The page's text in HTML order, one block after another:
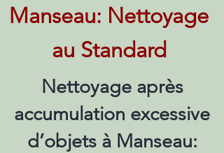
Manseau: Nettoyage
au Standard
Nettoyage après
accumulation excessive
d’objets à Manseau: